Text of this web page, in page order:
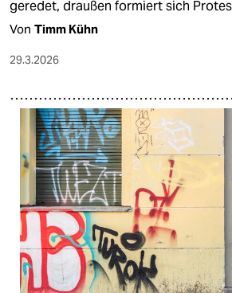
geredet, draußen formiert sich
Von Timm Kühn
29.3.2026